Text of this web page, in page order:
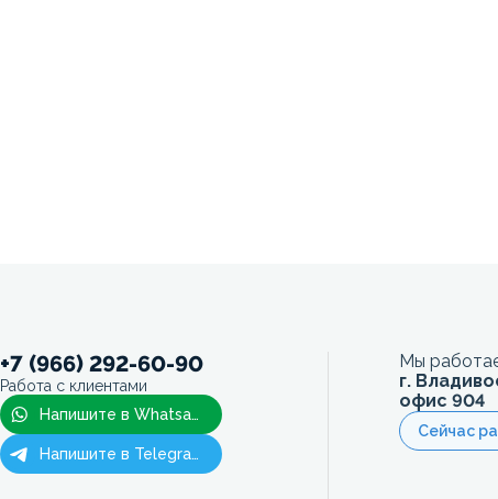
+7 (966) 292-60-90
Работа с клиентами
Напишите в Whatsapp
Напишите в Telegram
Мы
г.
офис 904
Сейчас